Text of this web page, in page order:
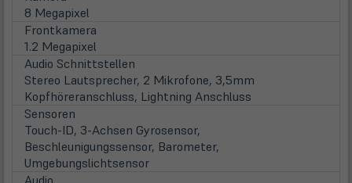
8 Megapixel
Frontkamera
1.2 Megapixel
Audio Schnittstellen
Stereo Lautsprecher, 2 Mikrofone, 3,5mm
Kopfhöreranschluss, Lightning Anschluss
Sensoren
Touch-ID, 3-Achsen Gyrosensor,
Beschleunigungssensor, Barometer,
Umgebungslichtsensor
Audio